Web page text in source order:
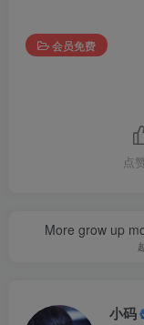
会员免费
点赞
More grow up
小码